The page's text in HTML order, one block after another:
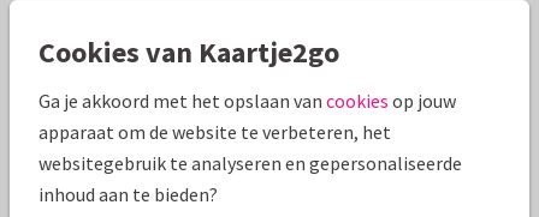
Mooie extra's bij je kaart
Cookies van Kaartje2go
Ga je akkoord met het opslaan van cookies op jouw
apparaat om de website te verbeteren, het
websitegebruik te analyseren en gepersonaliseerde
inhoud aan te bieden?